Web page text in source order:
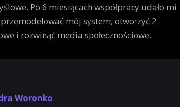
Po 6 miesiącach współpracy udało mi
mój system, otworzyć 2
i rozwinąć media społecznościowe.
Woronko